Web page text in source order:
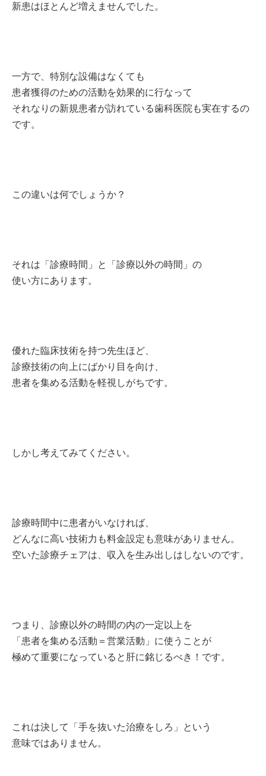
新患はほとんど増えませんでした。
一方で、特別な設備はなくても
患者獲得のための活動を効果的に行なって
それなりの新規患者が訪れている歯科医院も実在するの
です。
この違いは何でしょうか？
それは「診療時間」と「診療以外の時間」の
使い方にあります。
優れた臨床技術を持つ先生ほど、
診療技術の向上にばかり目を向け、
患者を集める活動を軽視しがちです。
しかし考えてみてください。
診療時間中に患者がいなければ、
どんなに高い技術力も料金設定も意味がありません。
空いた診療チェアは、収入を生み出しはしないのです。
つまり、診療以外の時間の内の一定以上を
「患者を集める活動＝営業活動」に使うことが
極めて重要になっていると肝に銘じるべき！です。
これは決して「手を抜いた治療をしろ」という
意味ではありません。